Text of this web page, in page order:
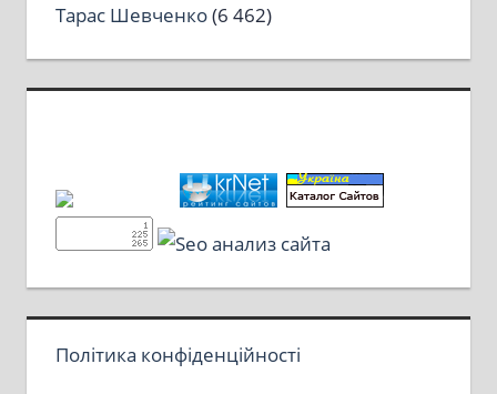
Тарас Шевченко(6 462)
Політика конфіденційності